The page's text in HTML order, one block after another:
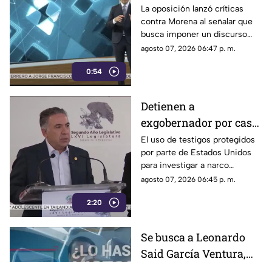
0:54
debate político
La oposición lanzó críticas
contra Morena al señalar que
busca imponer un discurso
único y limitar las voces que
agosto 07, 2026 06:47 p. m.
2:20
Detienen a
exgobernador por caso
Ayotzinapa y desaforan
a alcaldes
El uso de testigos protegidos
por parte de Estados Unidos
para investigar a narco
políticos ha sido cuestionado
entre ellos Rubén Rocha y
Enrique Inzunza.
agosto 07, 2026 06:45 p. m.
Se busca a Leonardo
Said García Ventura,